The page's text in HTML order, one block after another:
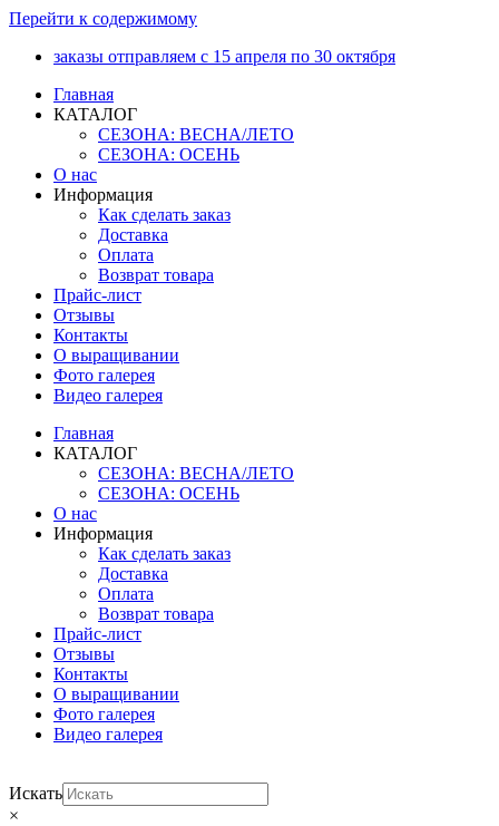
Перейти к содержимому
заказы отправляем с 15 апреля по 30 октября
Главная
КАТАЛОГ
СЕЗОНА: ВЕСНА/ЛЕТО
СЕЗОНА: ОСЕНЬ
О нас
Информация
Как сделать заказ
Доставка
Оплата
Возврат товара
Прайс-лист
Отзывы
Контакты
О выращивании
Фото галерея
Видео галерея
Главная
КАТАЛОГ
СЕЗОНА: ВЕСНА/ЛЕТО
СЕЗОНА: ОСЕНЬ
О нас
Информация
Как сделать заказ
Доставка
Оплата
Возврат товара
Прайс-лист
Отзывы
Контакты
О выращивании
Фото галерея
Видео галерея
Искать
×